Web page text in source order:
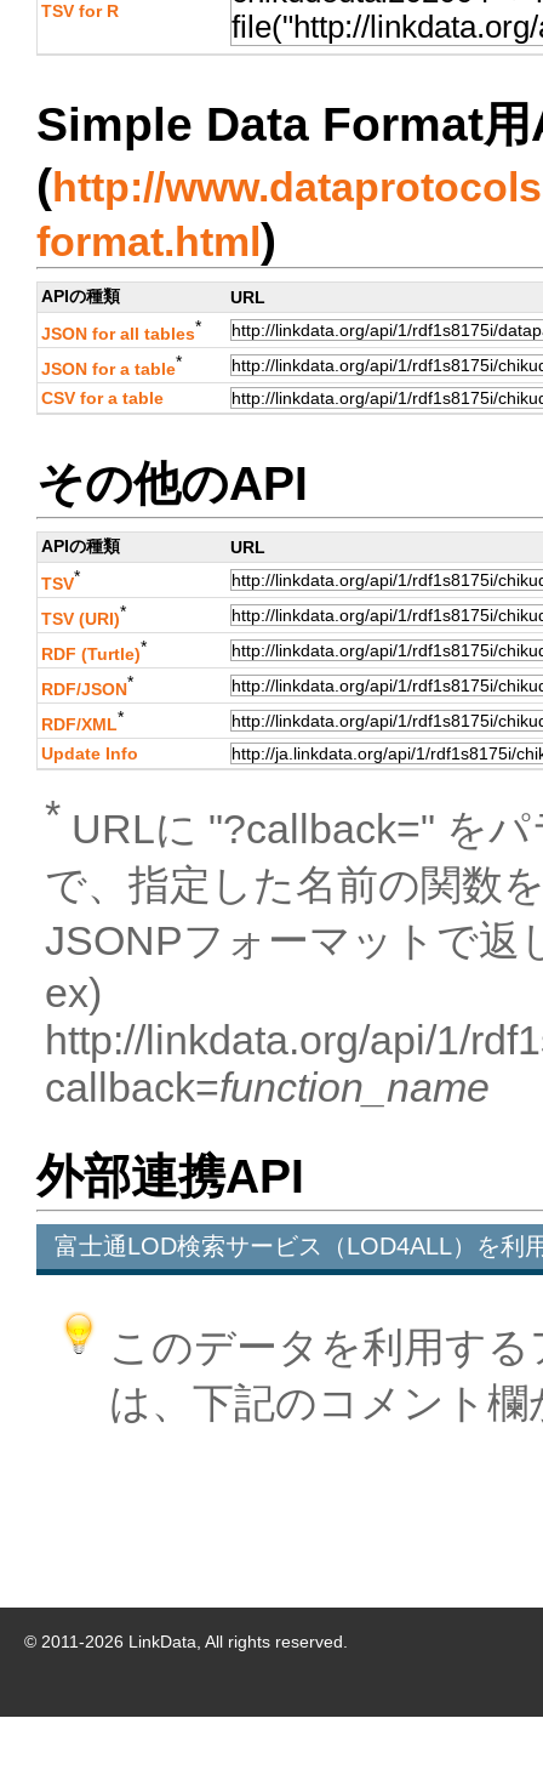
TSV for R
Simple Data Format用
(http://
format.html)
APIの種類
URL
JSON for all tables*
JSON for a table*
CSV for a table
その他のAPI
APIの種類
URL
TSV*
TSV (URI)*
RDF (Turtle)*
RDF/JSON*
RDF/XML*
Update Info
* URLに "?callback=" を
で、指定した名前の関数
JSONPフォーマットで返
ex)
http://linkdata.org/api/1/
callback=function_name
外部連携API
富士通LOD検索サービス（LOD4ALL）を利
このデータを利用す
は、下記のコメント
© 2011-2026 LinkData, All rights reserved.